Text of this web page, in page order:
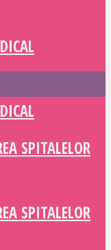
SPITALELOR
SPITALELOR